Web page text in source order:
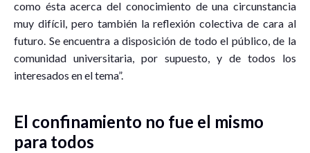
como ésta acerca del conocimiento de una circunstancia
muy difícil, pero también la reflexión colectiva de cara al
futuro. Se encuentra a disposición de todo el público, de la
comunidad universitaria, por supuesto, y de todos los
interesados en el tema”.
El confinamiento no fue el mismo
para todos